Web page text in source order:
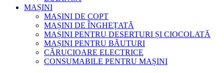
MAȘINI
MAȘINI DE COPT
MAȘINI DE ÎNGHEȚATĂ
MAȘINI PENTRU DESERTURI ȘI CIOCOLATĂ
MAȘINI PENTRU BĂUTURI
CĂRUCIOARE ELECTRICE
CONSUMABILE PENTRU MAȘINI